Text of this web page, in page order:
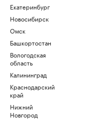
Екатеринбург
Новосибирск
Омск
Башкортостан
Вологодская
область
Калининград
Краснодарский
край
Нижний
Новгород